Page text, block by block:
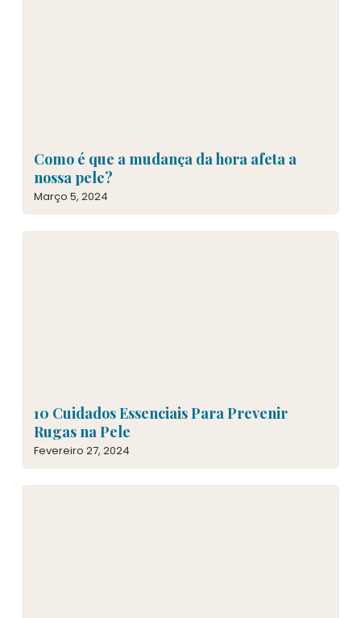
Como é que a mudança da hora afeta a
nossa pele?
Março 5, 2024
10 Cuidados Essenciais Para Prevenir
Rugas na Pele
Fevereiro 27, 2024